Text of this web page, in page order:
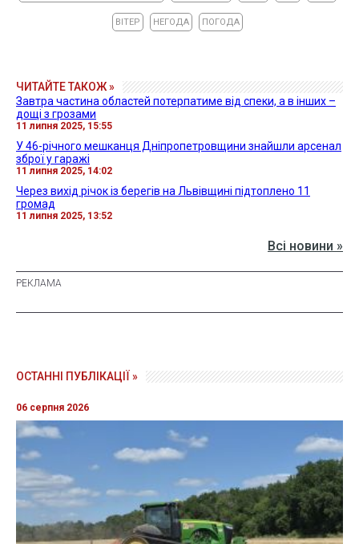
ВІТЕР НЕГОДА ПОГОДА
ЧИТАЙТЕ ТАКОЖ »
Завтра частина областей потерпатиме від спеки, а в інших –
дощі з грозами
11 липня 2025, 15:55
У 46-річного мешканця Дніпропетровщини знайшли арсенал
зброї у гаражі
11 липня 2025, 14:02
Через вихід річок із берегів на Львівщині підтоплено 11
громад
11 липня 2025, 13:52
Всі новини »
ОСТАННІ ПУБЛІКАЦІЇ »
06 серпня 2026